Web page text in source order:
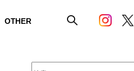
OTHER